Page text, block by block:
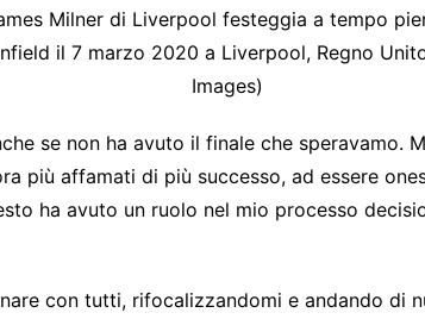
Milner di Liverpool festeggia a tempo
il 7 marzo 2020 a Liverpool, Regno
Images)
se non ha avuto il finale che speravamo.
più affamati di più successo, ad essere
ha avuto un ruolo nel mio processo
con tutti, rifocalizzandomi e andando di